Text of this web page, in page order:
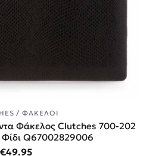
/ ΦΆΚΕΛΟΙ
Φάκελος Clutches 700-202
Q67002829006
€49.95